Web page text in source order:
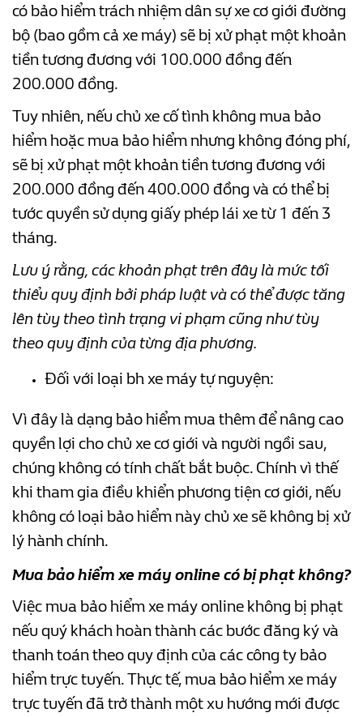
có bảo hiểm trách nhiệm dân sự xe cơ giới đường
bộ (bao gồm cả xe máy) sẽ bị xử phạt một khoản
tiền tương đương với 100.000 đồng đến
200.000 đồng.
Tuy nhiên, nếu chủ xe cố tình không mua bảo
hiểm hoặc mua bảo hiểm nhưng không đóng phí,
sẽ bị xử phạt một khoản tiền tương đương với
200.000 đồng đến 400.000 đồng và có thể bị
tước quyền sử dụng giấy phép lái xe từ 1 đến 3
tháng.
Lưu ý rằng, các khoản phạt trên đây là mức tối
thiểu quy định bởi pháp luật và có thể được tăng
lên tùy theo tình trạng vi phạm cũng như tùy
theo quy định của từng địa phương.
Đối với loại bh xe máy tự nguyện:
Vì đây là dạng bảo hiểm mua thêm để nâng cao
quyền lợi cho chủ xe cơ giới và người ngồi sau,
chúng không có tính chất bắt buộc. Chính vì thế
khi tham gia điều khiển phương tiện cơ giới, nếu
không có loại bảo hiểm này chủ xe sẽ không bị xử
lý hành chính.
Mua bảo hiểm xe máy online có bị phạt không?
Việc mua bảo hiểm xe máy online không bị phạt
nếu quý khách hoàn thành các bước đăng ký và
thanh toán theo quy định của các công ty bảo
hiểm trực tuyến. Thực tế, mua bảo hiểm xe máy
trực tuyến đã trở thành một xu hướng mới được